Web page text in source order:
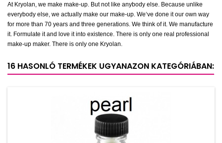
At Kryolan, we make make-up. But not like anybody else. Because unlike
everybody else, we actually make our make-up. We‘ve done it our own way
for more than 70 years and three generations. We think of it. We manufacture
it. Formulate it and love it into existence. There is only one real professional
make-up maker. There is only one Kryolan.
16 HASONLÓ TERMÉKEK UGYANAZON KATEGÓRIÁBAN: